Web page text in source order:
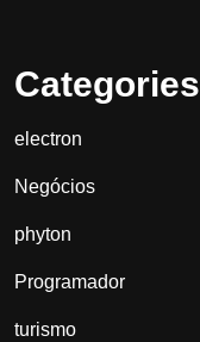
Categories
electron
Negócios
phyton
Programador
turismo